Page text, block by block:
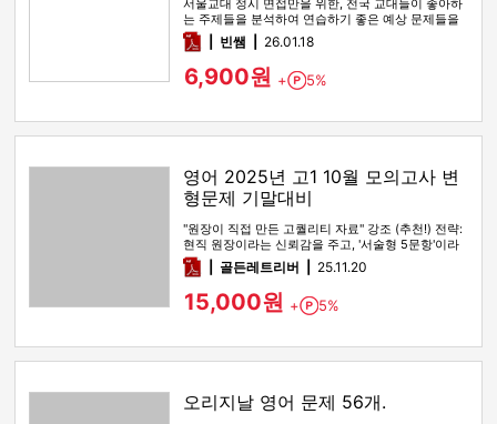
서울교대 정시 면접만을 위한, 전국 교대들이 좋아하
는 주제들을 분석하여 연습하기 좋은 예상 문제들을
담았다!
pdf빈쌤 26.01.18
6,900원 + Point
5%
영어 2025년 고1 10월 모의고사 변
형문제 기말대비
"원장이 직접 만든 고퀄리티 자료" 강조 (추천!) 전략:
현직 원장이라는 신뢰감을 주고, '서술형 5문항'이라
는 압도적인 …
pdf골든레트리버 25.11.20
15,000원 + Point
5%
오리지날 영어 문제 56개.